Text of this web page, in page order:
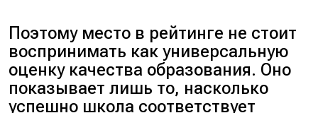
Поэтому место в рейтинге не стоит
воспринимать как универсальную
оценку качества образования. Оно
показывает лишь то, насколько
успешно школа соответствует